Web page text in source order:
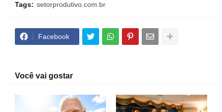
Tags: setorprodutivo.com.br
Facebook
Você vai gostar